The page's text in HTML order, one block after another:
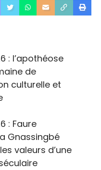
: l’apothéose
de
culturelle et
: Faure
Gnassingbé
valeurs d’une